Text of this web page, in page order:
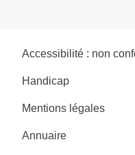
Accessibilité : non
Handicap
Mentions légales
Annuaire